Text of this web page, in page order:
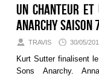
Un chanteur et
Anarchy saison
TRAVIS 30/05/
Kurt Sutter finalisent
Sons Anarchy.